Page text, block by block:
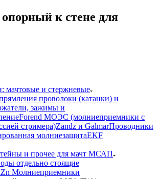
к стене для
мачтовые и стержневые
проволоки (катанки) и
зажимы и
Forend МОЭС (молниеприемники с
стримера)Zandz и GalmarПроводники
молниезащитаEKF
и прочее для мачт МСАП
отдельно стоящие
Молниеприемники